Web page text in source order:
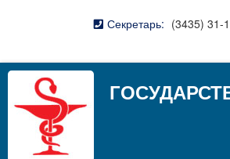
Секретарь: (3435) 31-